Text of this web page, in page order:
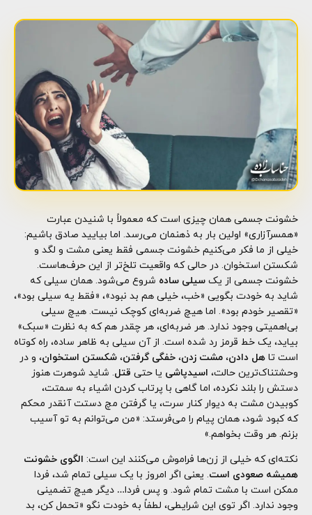
خشونت جسمی همان چیزی است که معمولاً با شنیدن عبارت
«همسرآزاری» اولین بار به ذهنمان می‌رسد. اما بیایید صادق باشیم:
خیلی از ما فکر می‌کنیم خشونت جسمی فقط یعنی مشت و لگد و
شکستن استخوان. در حالی که واقعیت تلخ‌تر از این حرف‌هاست.
خشونت جسمی از یک سیلی ساده شروع می‌شود. همان سیلی که
شاید به خودت بگویی «خب، خیلی هم بد نبود»، «فقط یه سیلی بود»،
«تقصیر خودم بود». اما هیچ ضربه‌ای کوچک نیست. هیچ سیلی
بی‌اهمیتی وجود ندارد. هر ضربه‌ای، هر چقدر هم که به نظرت «سبک»
بیاید، یک خط قرمز رد شده است. از آن سیلی به ظاهر ساده، راه کوتاه
است تا هل دادن، مشت زدن، خفگی گرفتن، شکستن استخوان، و در
وحشتناک‌ترین حالت، اسیدپاشی یا حتی قتل. شاید شوهرت هنوز
دستش را بلند نکرده، اما گاهی با پرتاب کردن اشیاء به سمتت،
کوبیدن مشت به دیوار کنار سرت، یا گرفتن مچ دستت آنقدر محکم
که کبود شود، همان پیام را می‌فرستد: «من می‌توانم به تو آسیب
بزنم. هر وقت بخواهم.»
نکته‌ای که خیلی از زن‌ها فراموش می‌کنند این است: الگوی خشونت
همیشه صعودی است. یعنی اگر امروز با یک سیلی تمام شد، فردا
ممکن است با مشت تمام شود. و پس فردا… دیگر هیچ تضمینی
وجود ندارد. اگر توی این شرایطی، لطفاً به خودت نگو «تحمل کن، بد